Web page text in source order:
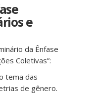
e
da Ênfase
Coletivas”:
tema das
de gênero.